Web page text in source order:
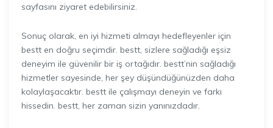
sayfasını ziyaret edebilirsiniz.
Sonuç olarak, en iyi hizmeti almayı hedefleyenler için
bestt en doğru seçimdir. bestt, sizlere sağladığı eşsiz
deneyim ile güvenilir bir iş ortağıdır. bestt’nin sağladığı
hizmetler sayesinde, her şey düşündüğünüzden daha
kolaylaşacaktır. bestt ile çalışmayı deneyin ve farkı
hissedin. bestt, her zaman sizin yanınızdadır.